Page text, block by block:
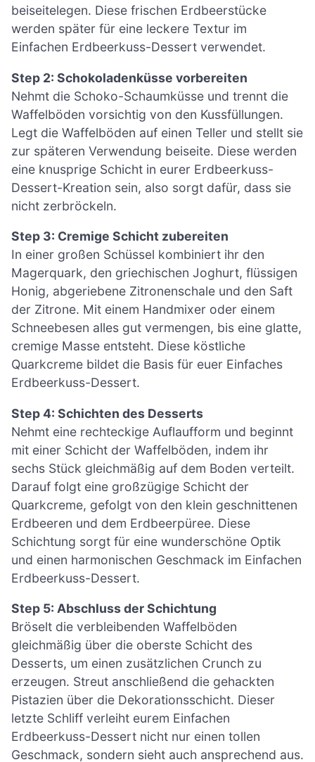
beiseitelegen. Diese frischen Erdbeerstücke
werden später für eine leckere Textur im
Einfachen Erdbeerkuss-Dessert verwendet.
Step 2: Schokoladenküsse vorbereiten
Nehmt die Schoko-Schaumküsse und trennt die
Waffelböden vorsichtig von den Kussfüllungen.
Legt die Waffelböden auf einen Teller und stellt sie
zur späteren Verwendung beiseite. Diese werden
eine knusprige Schicht in eurer Erdbeerkuss-
Dessert-Kreation sein, also sorgt dafür, dass sie
nicht zerbröckeln.
Step 3: Cremige Schicht zubereiten
In einer großen Schüssel kombiniert ihr den
Magerquark, den griechischen Joghurt, flüssigen
Honig, abgeriebene Zitronenschale und den Saft
der Zitrone. Mit einem Handmixer oder einem
Schneebesen alles gut vermengen, bis eine glatte,
cremige Masse entsteht. Diese köstliche
Quarkcreme bildet die Basis für euer Einfaches
Erdbeerkuss-Dessert.
Step 4: Schichten des Desserts
Nehmt eine rechteckige Auflaufform und beginnt
mit einer Schicht der Waffelböden, indem ihr
sechs Stück gleichmäßig auf dem Boden verteilt.
Darauf folgt eine großzügige Schicht der
Quarkcreme, gefolgt von den klein geschnittenen
Erdbeeren und dem Erdbeerpüree. Diese
Schichtung sorgt für eine wunderschöne Optik
und einen harmonischen Geschmack im Einfachen
Erdbeerkuss-Dessert.
Step 5: Abschluss der Schichtung
Bröselt die verbleibenden Waffelböden
gleichmäßig über die oberste Schicht des
Desserts, um einen zusätzlichen Crunch zu
erzeugen. Streut anschließend die gehackten
Pistazien über die Dekorationsschicht. Dieser
letzte Schliff verleiht eurem Einfachen
Erdbeerkuss-Dessert nicht nur einen tollen
Geschmack, sondern sieht auch ansprechend aus.